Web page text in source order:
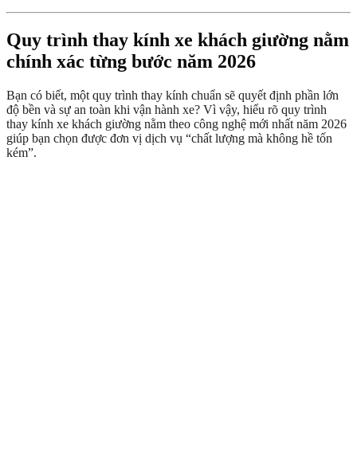
Quy trình thay kính xe khách giường nằm
chính xác từng bước năm 2026
Bạn có biết, một quy trình thay kính chuẩn sẽ quyết định phần lớn
độ bền và sự an toàn khi vận hành xe? Vì vậy, hiểu rõ quy trình
thay kính xe khách giường nằm theo công nghệ mới nhất năm 2026
giúp bạn chọn được đơn vị dịch vụ “chất lượng mà không hề tốn
kém”.